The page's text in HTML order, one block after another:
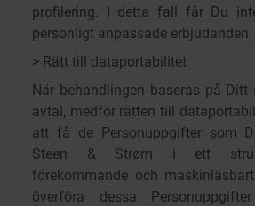
profilering. I detta fall får Du
personligt anpassade erbjudanden.
> Rätt till dataportabilitet
När behandlingen baseras på Ditt
avtal, medför rätten till
att få de Personuppgifter som
Steen & Strøm i ett
förekommande och
överföra dessa